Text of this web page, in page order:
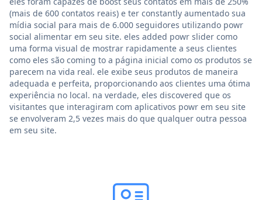
(mais de 600 contatos reais) e ter constantly aumentado sua
mídia social para mais de 6.000 seguidores utilizando powr
social alimentar em seu site. eles added powr slider como
uma forma visual de mostrar rapidamente a seus clientes
como eles são coming to a página inicial como os produtos se
parecem na vida real. ele exibe seus produtos de maneira
adequada e perfeita, proporcionando aos clientes uma ótima
experiência no local. na verdade, eles discovered que os
visitantes que interagiram com aplicativos powr em seu site
se envolveram 2,5 vezes mais do que qualquer outra pessoa
em seu site.